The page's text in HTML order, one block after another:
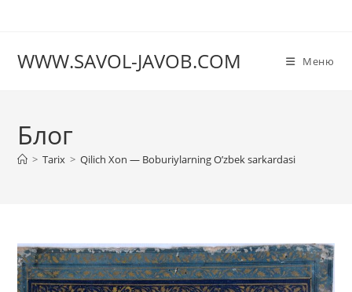
WWW.SAVOL-JAVOB.COM Меню
Блог
> Tarix > Qilich Xon — Boburiylarning O’zbek sarkardasi